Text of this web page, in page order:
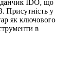
IDO, що
Присутність у
як ключового
в